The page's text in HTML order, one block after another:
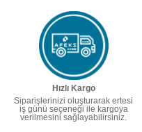
Hızlı Kargo
Siparişlerinizi oluşturarak ertesi
iş günü seçeneği ile kargoya
verilmesini sağlayabilirsiniz.